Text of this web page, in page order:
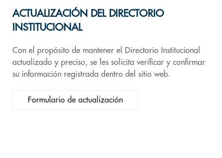
ACTUALIZACIÓN DEL DIRECTORIO
INSTITUCIONAL
Con el propósito de mantener el Directorio Institucional
actualizado y preciso, se les solicita verificar y confirmar
su información registrada dentro del sitio web.
Formulario de actualización